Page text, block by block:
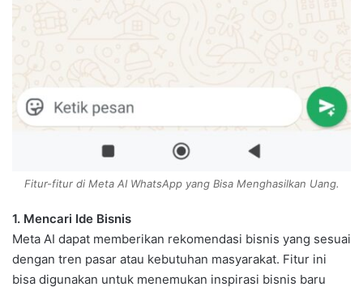
Fitur-fitur di Meta AI WhatsApp yang Bisa Menghasilkan Uang.
1. Mencari Ide Bisnis
Meta AI dapat memberikan rekomendasi bisnis yang sesuai
dengan tren pasar atau kebutuhan masyarakat. Fitur ini
bisa digunakan untuk menemukan inspirasi bisnis baru